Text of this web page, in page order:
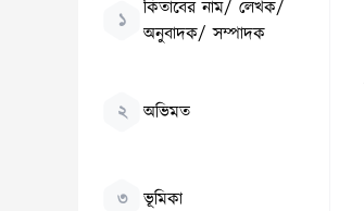
১
কিতাবের নাম/ লেখক/
অনুবাদক/ সম্পাদক
২ অভিমত
৩ ভূমিকা